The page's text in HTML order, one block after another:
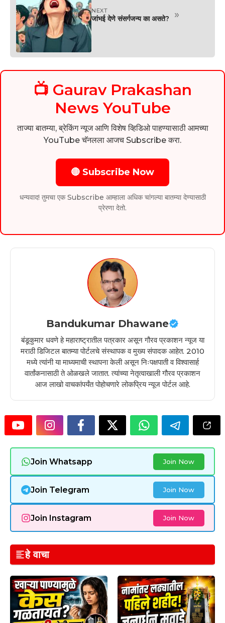
NEXT
जांभई देणे संसर्गजन्य का असते? »
📺 Gaurav Prakashan
News YouTube
ताज्या बातम्या, ब्रेकिंग न्यूज आणि विशेष व्हिडिओ पाहण्यासाठी आमच्या
YouTube चॅनलला आजच Subscribe करा.
🔴 Subscribe Now
धन्यवाद! तुमचा एक Subscribe आम्हाला अधिक चांगल्या बातम्या देण्यासाठी
प्रेरणा देतो.
Bandukumar Dhawane
बंडूकुमार धवणे हे महाराष्ट्रातील पत्रकार असून गौरव प्रकाशन न्यूज या
मराठी डिजिटल बातम्या पोर्टलचे संस्थापक व मुख्य संपादक आहेत. 2010
मध्ये त्यांनी या माध्यमाची स्थापना केली असून निःपक्षपाती व विश्वासार्ह
वार्तांकनासाठी ते ओळखले जातात. त्यांच्या नेतृत्वाखाली गौरव प्रकाशन
आज लाखो वाचकांपर्यंत पोहोचणारे लोकप्रिय न्यूज पोर्टल आहे.
Join Whatsapp Join Now
Join Telegram Join Now
Join Instagram Join Now
हे वाचा